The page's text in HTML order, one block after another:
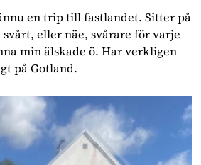
en trip till fastlandet. Sitter på
eller näe, svårare för varje
min älskade ö. Har verkligen
på Gotland.